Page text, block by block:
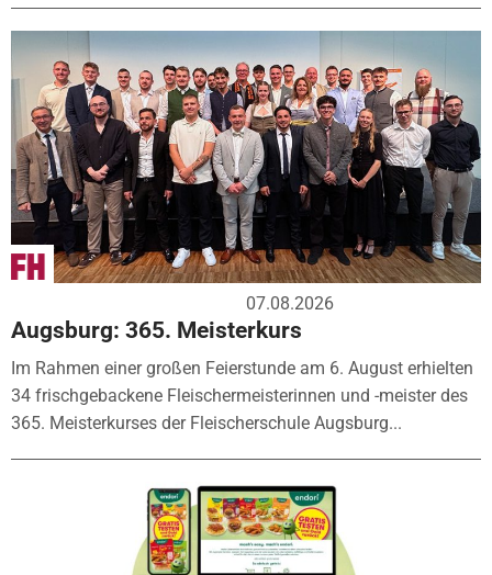
07.08.2026
Augsburg: 365. Meisterkurs
Im Rahmen einer großen Feierstunde am 6. August erhielten
34 frischgebackene Fleischermeisterinnen und -meister des
365. Meisterkurses der Fleischerschule Augsburg...